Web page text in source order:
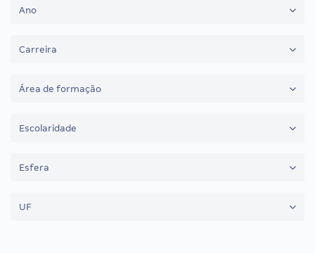
Ano
Carreira
Área de formação
Escolaridade
Esfera
UF